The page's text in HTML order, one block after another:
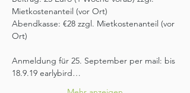
Abendkasse: €28 zzgl. Mietkostenanteil (vor
Ort)
Anmeldung für 25. September per mail: bis
18.9.19 earlybird…